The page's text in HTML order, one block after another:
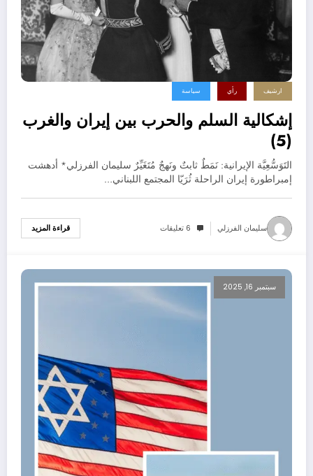
ارشيف رأي سياسة
إشكالية السلم والحرب بين إيران والغرب
(5)
التَوَسُّعِيَّة الإيرانية: نَمَطٌ ثابتٌ ونَهجٌ مُتَغَيِّرٌ سليمان الفرزلي* أدهشت
إمبراطورة إيران الراحلة ثُرَيّا المجتمع اللبناني…
سليمان الفرزلي 6 تعليقات قراءة المزيد
سبتمبر 16, 2025